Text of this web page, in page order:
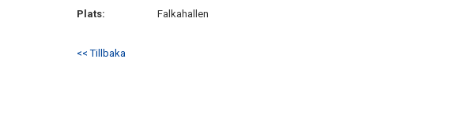
Plats:
Falkahallen
<< Tillbaka